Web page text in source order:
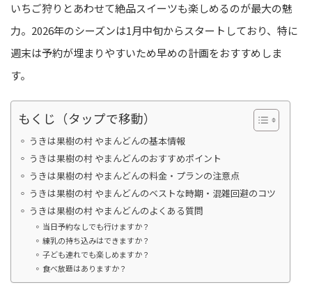
いちご狩りとあわせて絶品スイーツも楽しめるのが最大の魅
力。2026年のシーズンは1月中旬からスタートしており、特に
週末は予約が埋まりやすいため早めの計画をおすすめしま
す。
もくじ（タップで移動）
うきは果樹の村 やまんどんの基本情報
うきは果樹の村 やまんどんのおすすめポイント
うきは果樹の村 やまんどんの料金・プランの注意点
うきは果樹の村 やまんどんのベストな時期・混雑回避のコツ
うきは果樹の村 やまんどんのよくある質問
当日予約なしでも行けますか？
練乳の持ち込みはできますか？
子ども連れでも楽しめますか？
食べ放題はありますか？